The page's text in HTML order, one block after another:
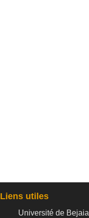
Liens utiles
Université de Bejaia